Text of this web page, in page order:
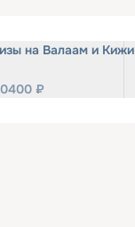
на Валаам и Кижи
₽